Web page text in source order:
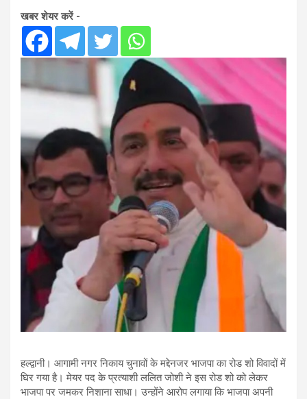
खबर शेयर करें -
हल्द्वानी। आगामी नगर निकाय चुनावों के मद्देनजर भाजपा का रोड शो विवादों में
घिर गया है। मेयर पद के प्रत्याशी ललित जोशी ने इस रोड शो को लेकर
भाजपा पर जमकर निशाना साधा। उन्होंने आरोप लगाया कि भाजपा अपनी